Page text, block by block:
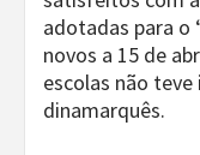
adotadas para o
novos a 15 de
escolas não
dinamarquês.